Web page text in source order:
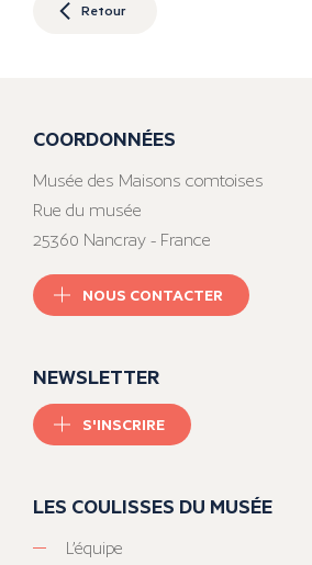
Retour
COORDONNÉES
Musée des Maisons comtoises
Rue du musée
25360 Nancray - France
NOUS CONTACTER
NEWSLETTER
S'INSCRIRE
LES COULISSES DU MUSÉE
L’équipe